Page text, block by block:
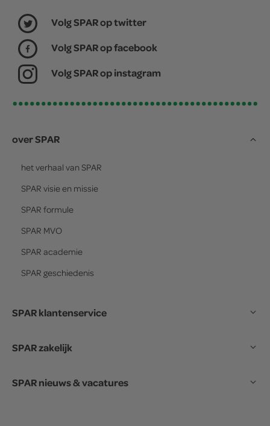
Volg SPAR op twitter
Volg SPAR op facebook
Volg SPAR op instagram
over SPAR
het verhaal van SPAR
SPAR visie en missie
SPAR formule
SPAR MVO
SPAR academie
SPAR geschiedenis
SPAR klantenservice
SPAR zakelijk
SPAR nieuws & vacatures